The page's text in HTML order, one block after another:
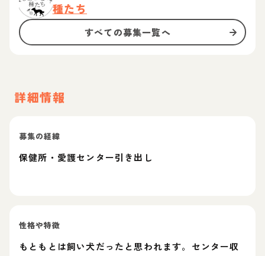
種たち
すべての募集一覧へ
詳細情報
募集の経緯
保健所・愛護センター引き出し
性格や特徴
もともとは飼い犬だったと思われます。センター収